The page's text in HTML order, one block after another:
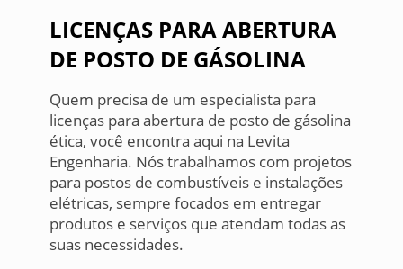
LICENÇAS PARA ABERTURA
DE POSTO DE GÁSOLINA
Quem precisa de um especialista para
licenças para abertura de posto de gásolina
ética, você encontra aqui na Levita
Engenharia. Nós trabalhamos com projetos
para postos de combustíveis e instalações
elétricas, sempre focados em entregar
produtos e serviços que atendam todas as
suas necessidades.